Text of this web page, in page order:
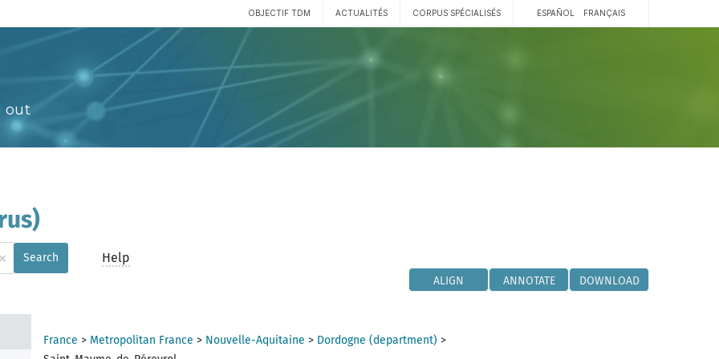
OBJECTIF TDM ACTUALITÉS CORPUS SPÉCIALISÉS ESPAÑOL FRANÇAIS
out
× Search Help
ALIGN ANNOTATE DOWNLOAD
France > Metropolitan France > Nouvelle-Aquitaine > Dordogne (department) >